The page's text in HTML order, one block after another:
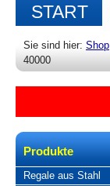
START
Sie sind hier: Shop
40000
Produkte
Regale aus Stahl